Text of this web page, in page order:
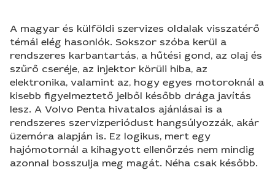
A magyar és külföldi szervizes oldalak visszatérő
témái elég hasonlók. Sokszor szóba kerül a
rendszeres karbantartás, a hűtési gond, az olaj és
szűrő cseréje, az injektor körüli hiba, az
elektronika, valamint az, hogy egyes motoroknál a
kisebb figyelmeztető jelből később drága javítás
lesz. A Volvo Penta hivatalos ajánlásai is a
rendszeres szervizperiódust hangsúlyozzák, akár
üzemóra alapján is. Ez logikus, mert egy
hajómotornál a kihagyott ellenőrzés nem mindig
azonnal bosszulja meg magát. Néha csak később.